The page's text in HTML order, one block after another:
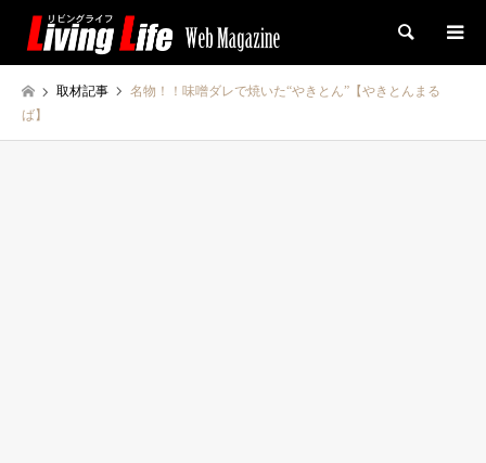
検索
取材記事
名物！！味噌ダレで焼いた“やきとん”【やきとんまる
ば】